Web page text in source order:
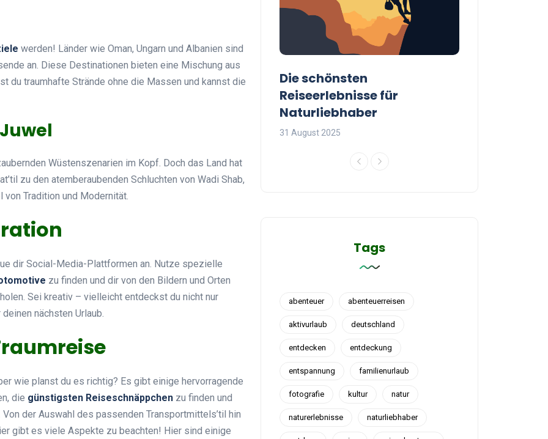
werden! Länder wie Oman, Ungarn und Albanien sind
an. Diese Destinationen bieten eine Mischung aus
du traumhafte Strände ohne die Massen und kannst die
Wüstenszenarien im Kopf. Doch das Land hat
zu den atemberaubenden Schluchten von Wadi Shab,
Tradition und Modernität.
dir Social-Media-Plattformen an. Nutze spezielle
zu finden und dir von den Bildern und Orten
Sei kreativ – vielleicht entdeckst du nicht nur
nächsten Urlaub.
wie planst du es richtig? Es gibt einige hervorragende
die günstigsten Reiseschnäppchen zu finden und
der Auswahl des passenden Transportmittels’til hin
gibt es viele Aspekte zu beachten! Hier sind einige
Tipps und Tricks zur
Die schönsten
Reiseerlebnisse für
Naturliebhaber
31 August 2025
Tags
abenteuer abenteuerreisen
aktivurlaub deutschland
entdecken entdeckung
entspannung familienurlaub
fotografie kultur natur
naturerlebnisse naturliebhaber